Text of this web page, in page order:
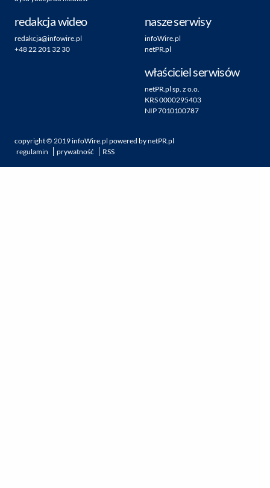
redakcja wideo
redakcja@infowire.pl
+48 22 201 32 30
nasze serwisy
infoWire.pl
netPR.pl
właściciel serwisów
netPR.pl sp. z o.o.
KRS 0000295403
NIP 7010100787
copyright ©2019infoWire.pl powered bynetPR.pl
regulamin
prywatność RSS